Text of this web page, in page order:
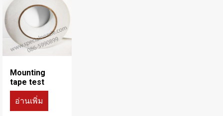
Mounting
tape test
อ่านเพิ่ม